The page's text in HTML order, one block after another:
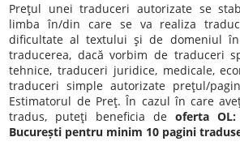
Preţul unei traduceri autorizate se
limba în/din care se va realiza
dificultate al textului şi de domeniul în
traducerea, dacă vorbim de traduceri
tehnice, traduceri juridice, medicale,
traduceri simple autorizate preţul/
Estimatorul de Preţ. În cazul în care
tradus, puteţi beneficia de oferta
București pentru minim 10 pagini